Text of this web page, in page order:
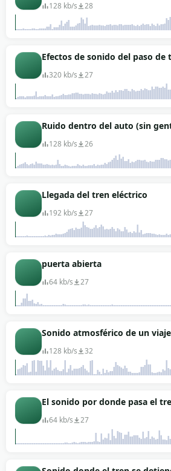
128 kb/s 28
Efectos de sonido del paso de
320 kb/s 27
Ruido dentro del auto (sin
128 kb/s 26
Llegada del tren eléctrico
192 kb/s 27
puerta abierta
64 kb/s 27
Sonido atmosférico de un
128 kb/s 32
El sonido por donde pasa el
64 kb/s 27